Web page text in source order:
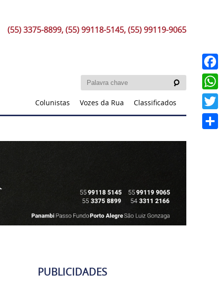
(55) 3375-8899, (55) 99118-5145, (55) 99119-9065
Colunistas
Vozes da Rua Classificados
PUBLICIDADES